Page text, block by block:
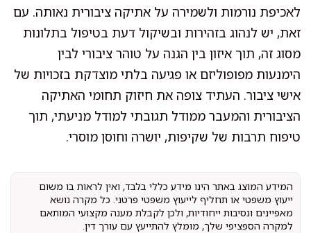
לאכיפת נורמות ולשמירה על אתיקה ציבורית נאותה. עם
זאת, יש לנהוג בזהירות ובשיקול דעת בטיפול בתלונות
מסוג זה, תוך איזון בין הגנה על טוהר ציבורי לבין
הימנעות מפופוליזם או פגיעה בלתי מוצדקת בזכויות של
אישי ציבור. העתיד צופה את חיזוק תחומי האתיקה
הציבורית והמעבר ממודל תגובתי למודל מניעתי, תוך
טיפוח תרבות של שקיפות, יושרה וחוסן מוסרי.
המידע המוצג באתר הינו מידע כללי בלבד, ואין לראות בו משום
ייעוץ משפטי או תחליף לייעוץ משפטי פרטני. כל מקרה נושא
מאפיינים ונסיבות ייחודיות, ולכן לקבלת מענה מקצועי המותאם
למקרה הספציפי שלך, מומלץ להתייעץ עם עורך דין.